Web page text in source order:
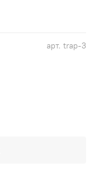
арт. trap-3